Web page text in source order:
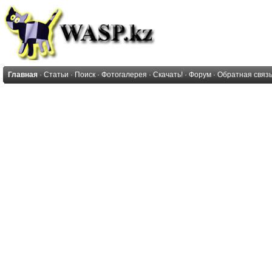
Главная · Статьи · Поиск · Фотогалерея · Скачать! · Форум · Обратная связь